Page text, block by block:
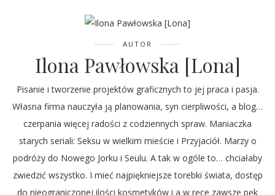
AUTOR
Ilona Pawłowska [Lona]
Pisanie i tworzenie projektów graficznych to jej praca i pasja.
Własna firma nauczyła ją planowania, syn cierpliwości, a blog…
czerpania więcej radości z codziennych spraw. Maniaczka
starych seriali: Seksu w wielkim mieście i Przyjaciół. Marzy o
podróży do Nowego Jorku i Seulu. A tak w ogóle to… chciałaby
zwiedzić wszystko. I mieć najpiękniejsze torebki świata, dostęp
do nieograniczonej ilości kosmetyków i a w ręce zawsze pęk